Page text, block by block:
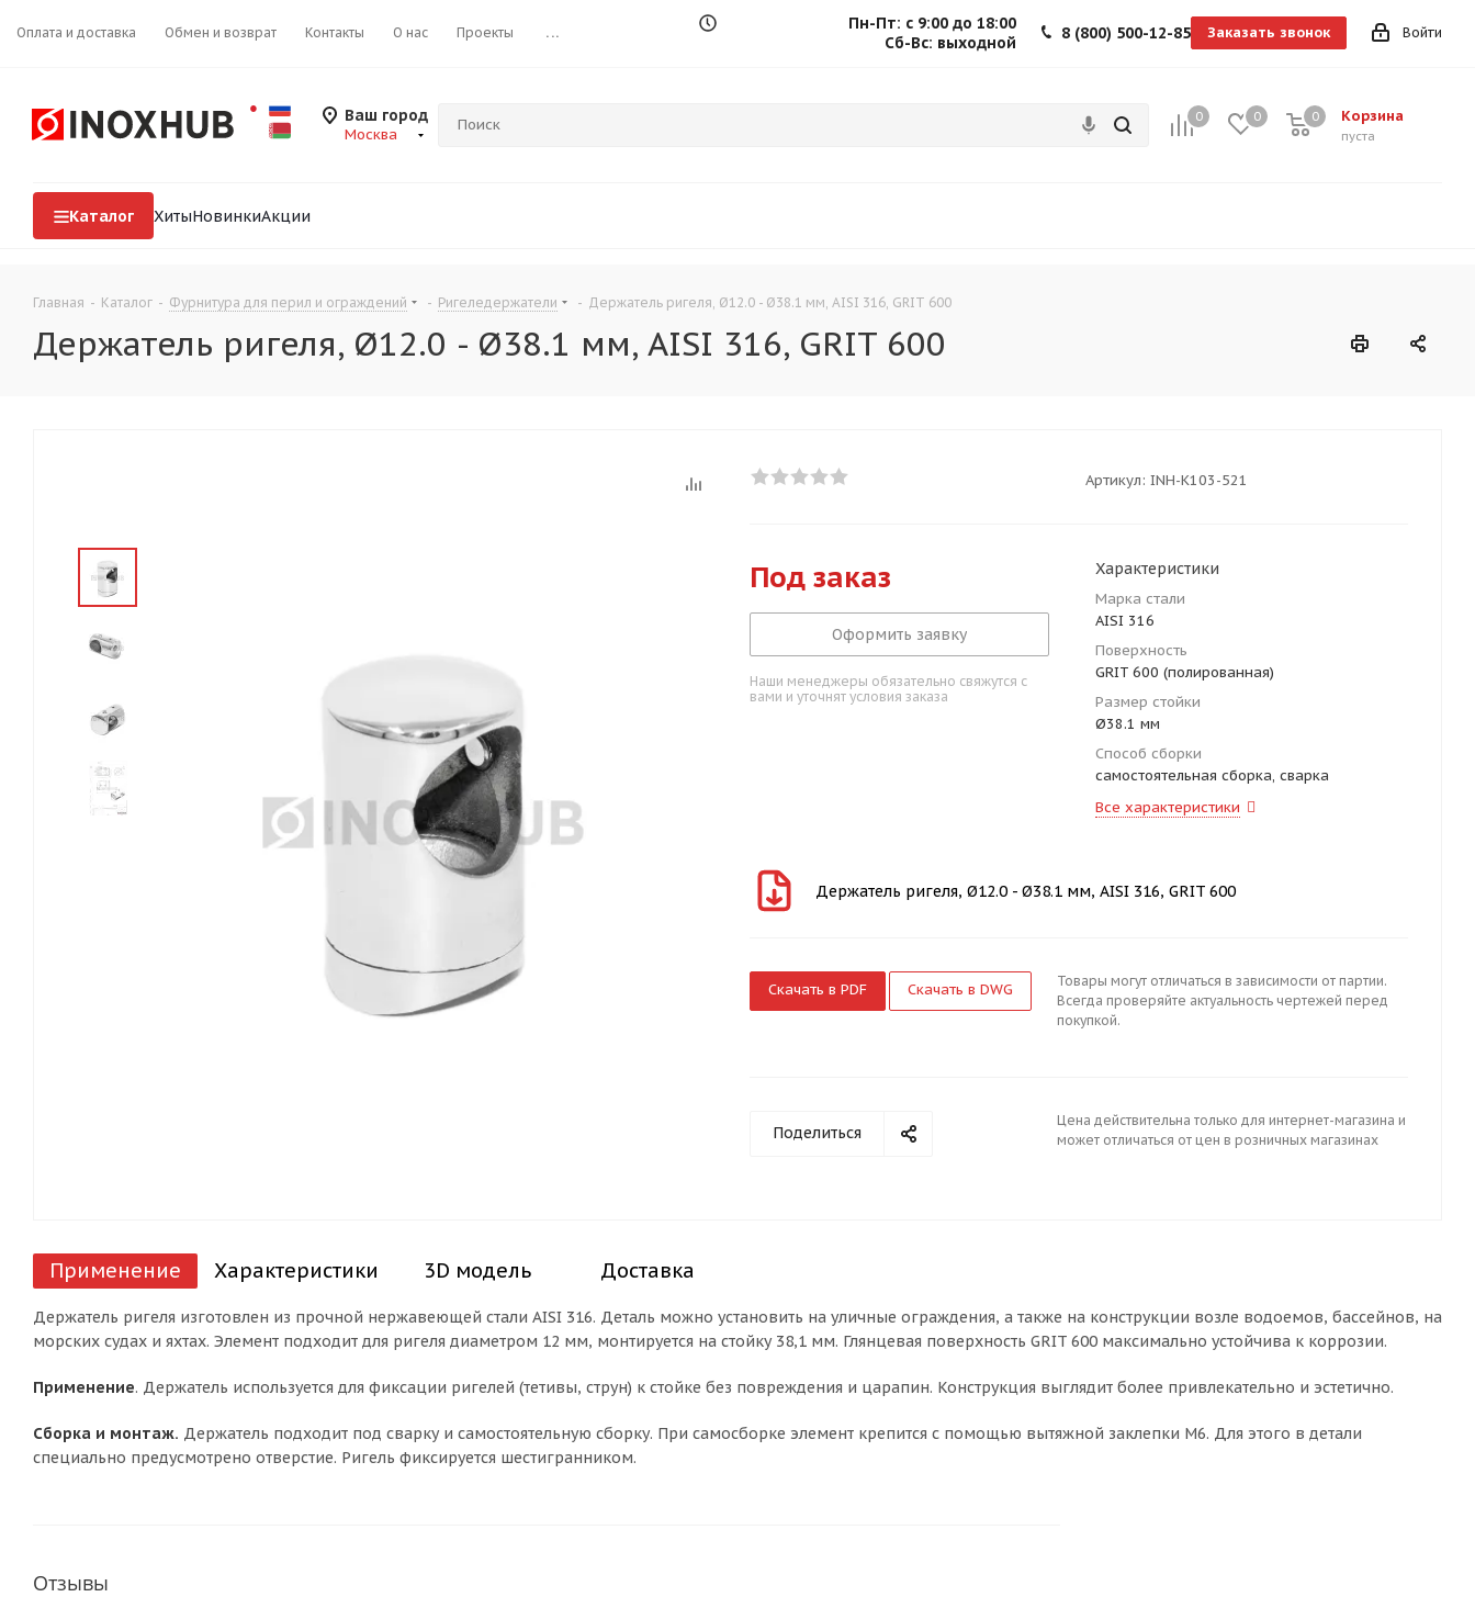
Оплата и доставка Обмен и возврат Контакты О нас Проекты ... Войти
8 (800) 500-12-85 Заказать звонок
Пн-Пт: с 9:00 до 18:00
Сб-Вс: выходной
Ваш город
Москва
0 0 Корзина
0
пуста
0
Каталог ХитыНовинкиАкции
Главная - Каталог - Фурнитура для перил и ограждений - Ригеледержатели - Держатель ригеля, Ø12.0 - Ø38.1 мм, AISI 316, GRIT 600
Держатель ригеля, Ø12.0 - Ø38.1 мм, AISI 316, GRIT 600
Артикул: INH-K103-521
Под заказ
Оформить заявку
Наши менеджеры обязательно свяжутся с
вами и уточнят условия заказа
Характеристики
Марка стали
AISI 316
Поверхность
GRIT 600 (полированная)
Размер стойки
Ø38.1 мм
Способ сборки
самостоятельная сборка, сварка
Все характеристики
Держатель ригеля, Ø12.0 - Ø38.1 мм, AISI 316, GRIT 600
Скачать в PDF Скачать в DWG
Товары могут отличаться в зависимости от партии.
Всегда проверяйте актуальность чертежей перед
покупкой.
Поделиться
Цена действительна только для интернет-магазина и
может отличаться от цен в розничных магазинах
Применение Характеристики 3D модель Доставка
Держатель ригеля изготовлен из прочной нержавеющей стали AISI 316. Деталь можно установить на уличные ограждения, а также на конструкции возле водоемов, бассейнов, на
морских судах и яхтах. Элемент подходит для ригеля диаметром 12 мм, монтируется на стойку 38,1 мм. Глянцевая поверхность GRIT 600 максимально устойчива к коррозии.
Применение. Держатель используется для фиксации ригелей (тетивы, струн) к стойке без повреждения и царапин. Конструкция выглядит более привлекательно и эстетично.
Сборка и монтаж. Держатель подходит под сварку и самостоятельную сборку. При самосборке элемент крепится с помощью вытяжной заклепки М6. Для этого в детали
специально предусмотрено отверстие. Ригель фиксируется шестигранником.
Отзывы